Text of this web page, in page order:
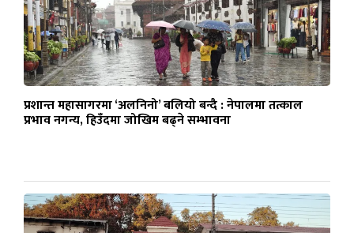
प्रशान्त महासागरमा ‘अलनिनो’ बलियो बन्दै : नेपालमा तत्काल
प्रभाव नगन्य, हिउँदमा जोखिम बढ्ने सम्भावना